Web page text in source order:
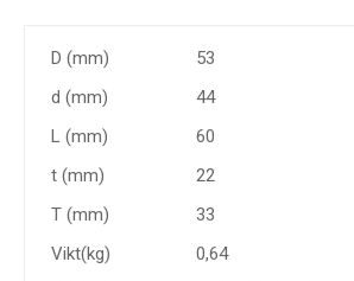
D (mm)
53
d (mm)
44
L (mm)
60
t (mm)
22
T (mm)
33
Vikt(kg)
0,64